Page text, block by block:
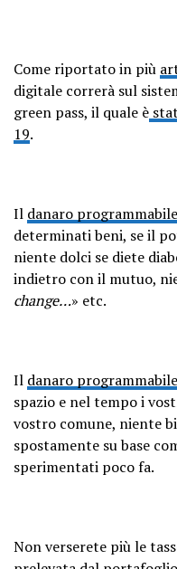
Come riportato in più
digitale correrà sul
green pass, il quale è
19.
Il danaro programmabile
determinati beni, se il
niente dolci se diete
indietro con il mutuo,
change…» etc.
Il danaro programmabile
spazio e nel tempo i
vostro comune, niente
spostamente su base
sperimentati poco fa.
Non verserete più le